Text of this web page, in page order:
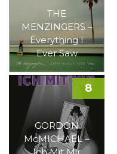
THE
MENZINGERS –
Everything I
Ever Saw
GORDON
McMICHAEL –
8